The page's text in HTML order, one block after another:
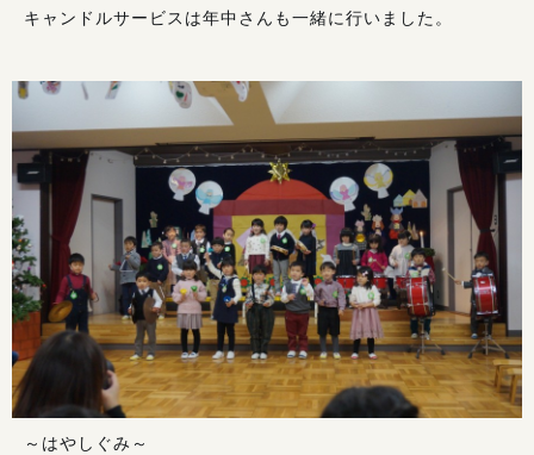
キャンドルサービスは年中さんも一緒に行いました。
～はやしぐみ～